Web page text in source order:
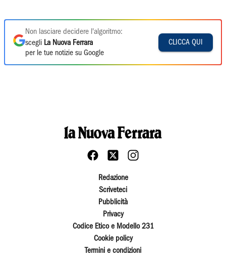
Non lasciare decidere l'algoritmo:
scegli La Nuova Ferrara
per le tue notizie su Google
CLICCA QUI
Redazione
Scriveteci
Pubblicità
Privacy
Codice Etico e Modello 231
Cookie policy
Termini e condizioni